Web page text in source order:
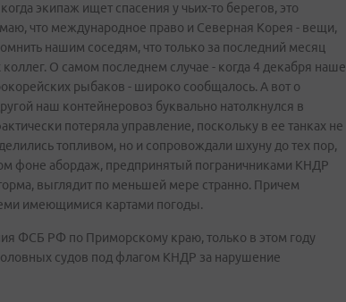
экипаж ищет спасения у чьих-то берегов, это
что международное право и Северная Корея - вещи,
нашим соседям, что только за последний месяц
О самом последнем случае - когда 4 декабря наше
рыбаков - широко сообщалось. А вот о
наш контейнеровоз буквально натолкнулся в
потеряла управление, поскольку в ее танках не
топливом, но и сопровождали шхуну до тех пор,
фоне абордаж, предпринятый пограничниками КНДР
выглядит по меньшей мере странно. Причем
имеющимися картами погоды.
ФСБ РФ по Приморскому краю, только в этом году
судов под флагом КНДР за нарушение